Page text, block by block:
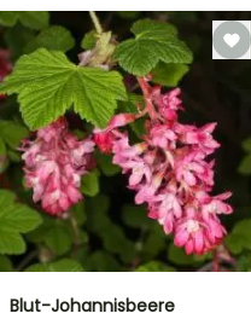
Blut-Johannisbeere